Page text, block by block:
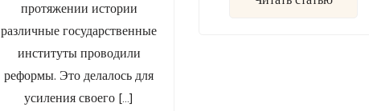
протяжении истории
различные государственные
институты проводили
реформы. Это делалось для
усиления своего […]